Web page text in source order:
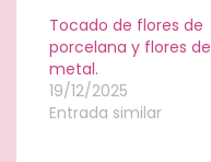
Tocado de flores de
porcelana y flores de
metal.
19/12/2025
Entrada similar